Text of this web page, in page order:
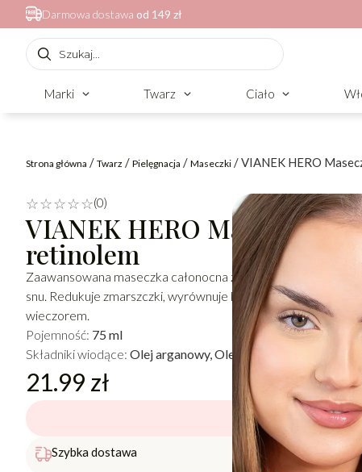
Darmowa dostawa od 149 zł
Marki Twarz Ciało
Strona główna / Twarz / Pielęgnacja / Maseczki / VIANEK HERO
☆☆☆☆☆(0)
VIANEK HERO Maseczka
retinolem
Zaawansowana maseczka całonocna z 0,3% retinolem,
snu. Redukuje zmarszczki, wyrównuje koloryt i poprawia
wieczorem.
Pojemność: 75 ml
Składniki wiodące: Olej arganowy, Olej ze słodkich migdałów,
21.99 zł
Brak w magazynie
Szybka dostawa